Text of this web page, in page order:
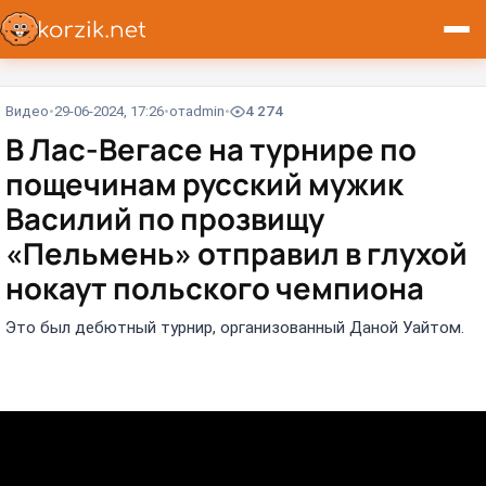
Видео 29-06-2024, 17:26 отadmin 4 274
В Лас-Вегасе на турнире по
пощечинам русский мужик
Василий по прозвищу
«Пельмень» отправил в глухой
нокаут польского чемпиона
Это был дебютный турнир, организованный Даной Уайтом.